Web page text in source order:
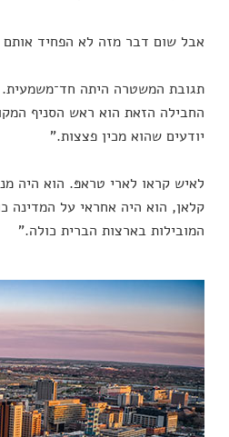
אבל שום דבר מזה לא הפחיד אותם
תגובת המשטרה היתה
החבילה הזאת הוא ראש הסניף
יודעים שהוא מכין פצצות."
לאיש קראו לארי טראפּ. הוא היה
קלאן, הוא היה אחראי על המדינה
המובילות בארצות הברית כולה."